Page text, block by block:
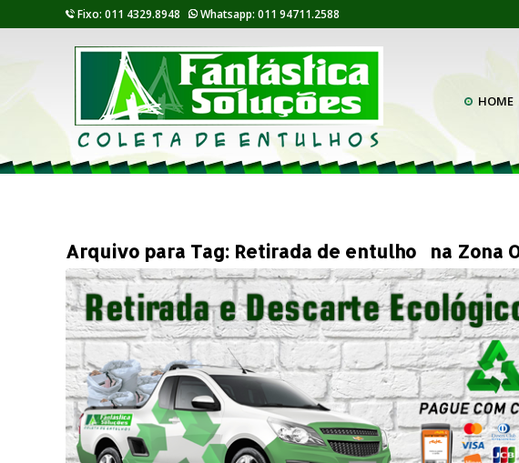
Fixo: 011 4329.8948 Whatsapp: 011 94711.2588
HOME
Arquivo para Tag: Retirada de entulho na Zona